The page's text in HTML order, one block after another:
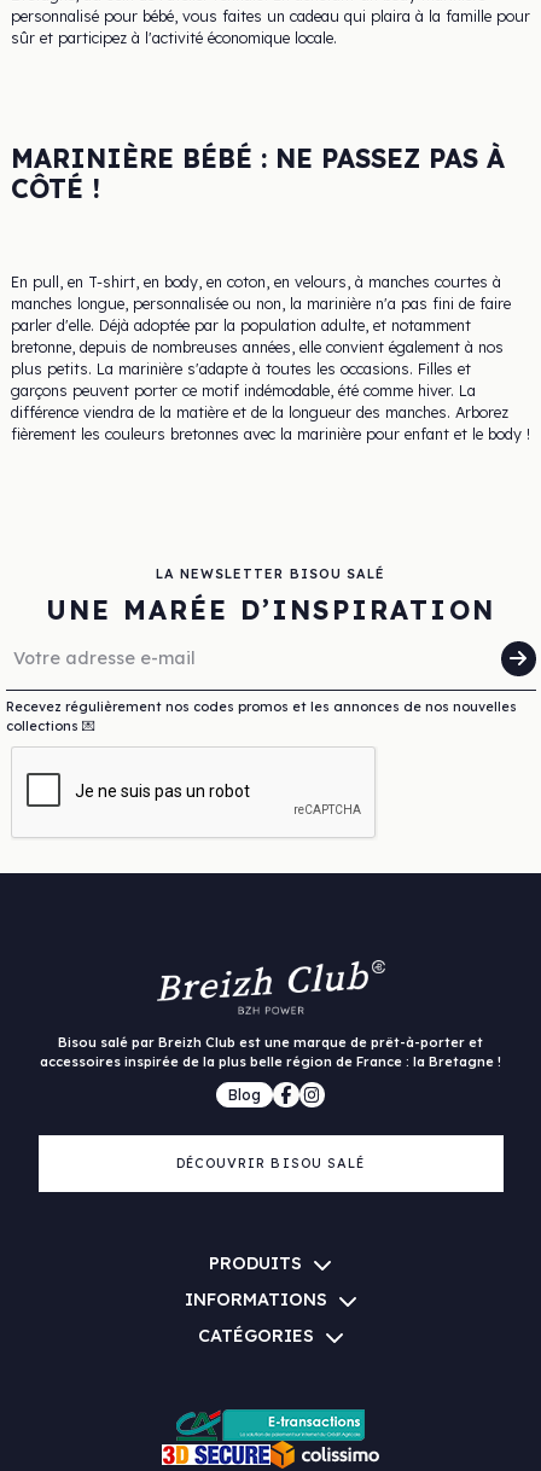
personnalisé pour bébé, vous faites un cadeau qui plaira à la famille pour
sûr et participez à l'activité économique locale.
MARINIÈRE BÉBÉ : NE PASSEZ PAS À
CÔTÉ !
En pull, en T-shirt, en body, en coton, en velours, à manches courtes à
manches longue, personnalisée ou non, la marinière n'a pas fini de faire
parler d'elle. Déjà adoptée par la population adulte, et notamment
bretonne, depuis de nombreuses années, elle convient également à nos
plus petits. La marinière s'adapte à toutes les occasions. Filles et
garçons peuvent porter ce motif indémodable, été comme hiver. La
différence viendra de la matière et de la longueur des manches. Arborez
fièrement les couleurs bretonnes avec la marinière pour enfant et le body !
LA NEWSLETTER BISOU SALÉ
UNE MARÉE D’INSPIRATION
Recevez régulièrement nos codes promos et les annonces de nos nouvelles
collections 💌
Bisou salé par Breizh Club est une marque de prêt-à-porter et
accessoires inspirée de la plus belle région de France : la Bretagne !
Blog
DÉCOUVRIR BISOU SALÉ
PRODUITS
INFORMATIONS
CATÉGORIES